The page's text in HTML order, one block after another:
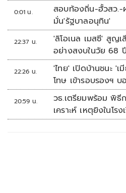
0:01 น.
สอบท้องถิ่น-ฮั้วสว.-
มั่น'รัฐบาลอนุทิน'
22:37 น.
'ลิโอเนล เมสซี' สูญ
อย่างสงบในวัย 68
22:26 น.
'ไทย' เปิดบ้านชนะ '
โทษ เข้ารอบรองฯ
20:59 น.
วธ.เตรียมพร้อม พิธี
เคราะห์ เหตุยิงในโรง